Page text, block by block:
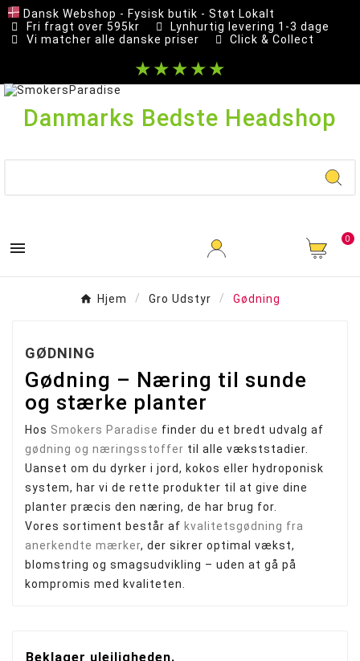
Dansk Webshop - Fysisk butik - Støt Lokalt
Fri fragt over 595kr
Lynhurtig levering 1-3 dage
Vi matcher alle danske priser
Click & Collect
★★★★★
Danmarks Bedste Headshop
 0
Hjem Gro Udstyr Gødning
GØDNING
Gødning – Næring til sunde
og stærke planter
Hos Smokers Paradise finder du et bredt udvalg af
gødning og næringsstoffer til alle vækststadier.
Uanset om du dyrker i jord, kokos eller hydroponisk
system, har vi de rette produkter til at give dine
planter præcis den næring, de har brug for.
Vores sortiment består af kvalitetsgødning fra
anerkendte mærker, der sikrer optimal vækst,
blomstring og smagsudvikling – uden at gå på
kompromis med kvaliteten.
Beklager ulejligheden.